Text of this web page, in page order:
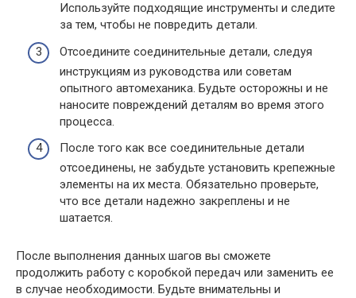
Используйте подходящие инструменты и следите
за тем, чтобы не повредить детали.
Отсоедините соединительные детали, следуя
инструкциям из руководства или советам
опытного автомеханика. Будьте осторожны и не
наносите повреждений деталям во время этого
процесса.
После того как все соединительные детали
отсоединены, не забудьте установить крепежные
элементы на их места. Обязательно проверьте,
что все детали надежно закреплены и не
шатается.
После выполнения данных шагов вы сможете
продолжить работу с коробкой передач или заменить ее
в случае необходимости. Будьте внимательны и